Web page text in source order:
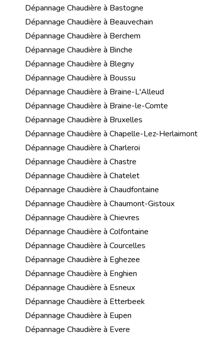
Dépannage Chaudière à Bastogne
Dépannage Chaudière à Beauvechain
Dépannage Chaudière à Berchem
Dépannage Chaudière à Binche
Dépannage Chaudière à Blegny
Dépannage Chaudière à Boussu
Dépannage Chaudière à Braine-L'Alleud
Dépannage Chaudière à Braine-le-Comte
Dépannage Chaudière à Bruxelles
Dépannage Chaudière à Chapelle-Lez-Herlaimont
Dépannage Chaudière à Charleroi
Dépannage Chaudière à Chastre
Dépannage Chaudière à Chatelet
Dépannage Chaudière à Chaudfontaine
Dépannage Chaudière à Chaumont-Gistoux
Dépannage Chaudière à Chievres
Dépannage Chaudière à Colfontaine
Dépannage Chaudière à Courcelles
Dépannage Chaudière à Eghezee
Dépannage Chaudière à Enghien
Dépannage Chaudière à Esneux
Dépannage Chaudière à Etterbeek
Dépannage Chaudière à Eupen
Dépannage Chaudière à Evere